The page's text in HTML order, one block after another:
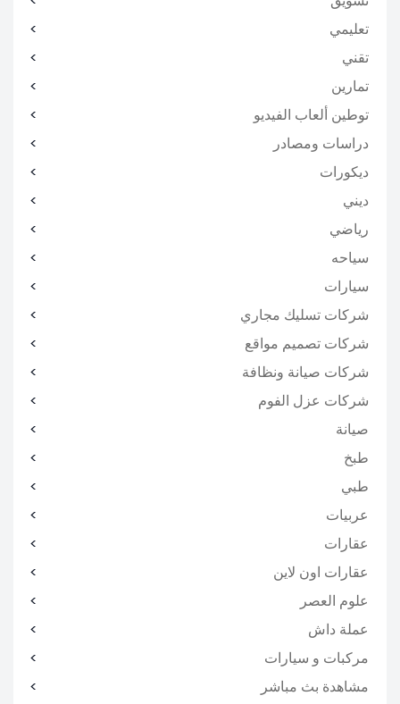
تعليمي
تقني
تمارين
توطين ألعاب الفيديو
دراسات ومصادر
ديكورات
ديني
رياضي
سياحه
سيارات
شركات تسليك مجاري
شركات تصميم مواقع
شركات صيانة ونظافة
شركات عزل الفوم
صيانة
طبخ
طبي
عربيات
عقارات
عقارات اون لاين
علوم العصر
عملة داش
مركبات و سيارات
مشاهدة بث مباشر